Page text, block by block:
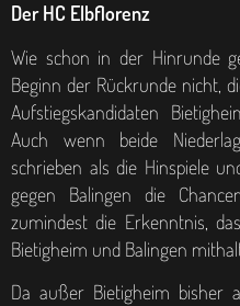
Der HC Elbflorenz
Wie schon in der Hinrunde
Beginn der Rückrunde nicht,
Aufstiegskandidaten
Auch wenn beide
schrieben als die Hinspiele
gegen Balingen die
zumindest die Erkenntnis,
Bietigheim und Balingen
Da außer Bietigheim bisher